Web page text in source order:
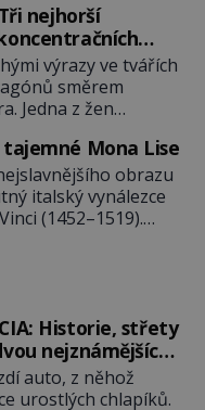
nejhorší
výrazy ve tvářích
směrem
Jedna z žen
Místo soucitu
které
rovnou do
Jména jako Rudolf
Mona Lise
obrazu
italský vynálezce
(1452–1519).
Samotný císař
(1769–1821)
a tak si ji
konzul přemístí do
Historie, střety
nejznámějších
historie
auto, z něhož
urostlých chlapíků.